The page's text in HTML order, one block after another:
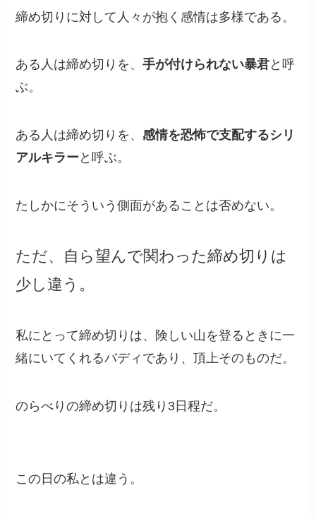
締め切りに対して人々が抱く感情は多様である。
ある人は締め切りを、手が付けられない暴君と呼
ぶ。
ある人は締め切りを、感情を恐怖で支配するシリ
アルキラー と呼ぶ。
たしかにそういう側面があることは否めない。
ただ、自ら望んで関わった締め切りは
少し違う。
私にとって締め切りは、険しい山を登るときに一
緒にいてくれるバディであり、頂上そのものだ。
のらべりの締め切りは残り3日程だ。
この日の私とは違う。